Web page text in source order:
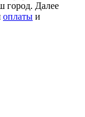
город. Далее
оплаты и